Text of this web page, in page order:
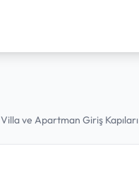
Villa ve Apartman Giriş Kapıları